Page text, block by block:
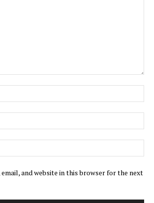
email, and website in this browser for the next